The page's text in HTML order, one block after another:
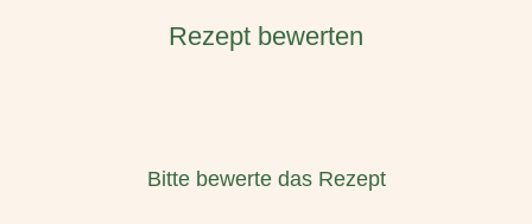
Rezept bewerten
Bitte bewerte das Rezept